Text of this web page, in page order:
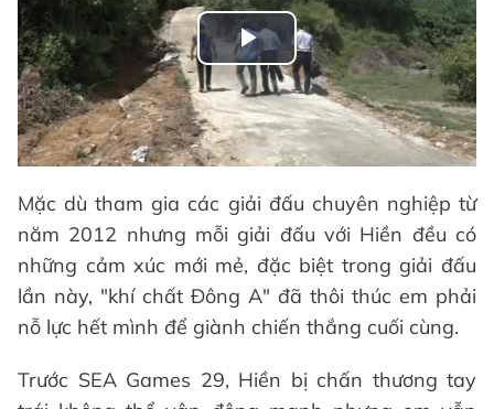
Play
Video
Mặc dù tham gia các giải đấu chuyên nghiệp từ
năm 2012 nhưng mỗi giải đấu với Hiền đều có
những cảm xúc mới mẻ, đặc biệt trong giải đấu
lần này, "khí chất Đông A" đã thôi thúc em phải
nỗ lực hết mình để giành chiến thắng cuối cùng.
Trước SEA Games 29, Hiền bị chấn thương tay